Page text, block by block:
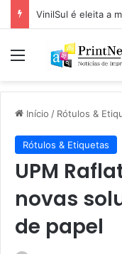
Menu
Início / Rótulos &
Rótulos & Etiquetas
UPM
novas
de papel